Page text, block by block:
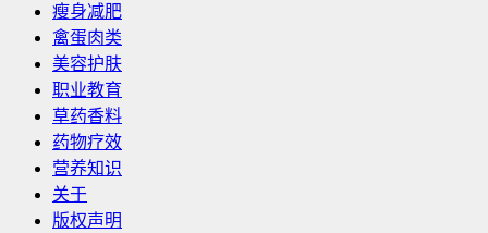
瘦身减肥
禽蛋肉类
美容护肤
职业教育
草药香料
药物疗效
营养知识
关于
版权声明